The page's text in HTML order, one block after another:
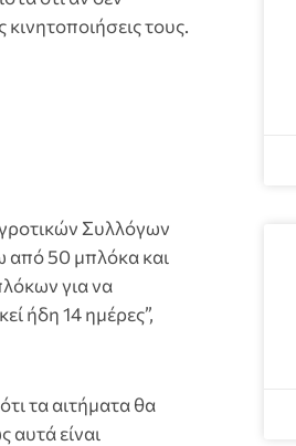
τους.
Συλλόγων
από 50 μπλόκα και
για να
ήδη 14 ημέρες”,
τα αιτήματα θα
είναι